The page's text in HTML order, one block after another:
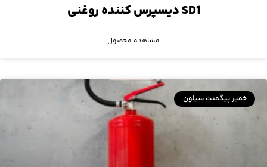
SD1 دیسپرس کننده‌ روغنی
مشاهده محصول
خمیر پیگمنت سیلون